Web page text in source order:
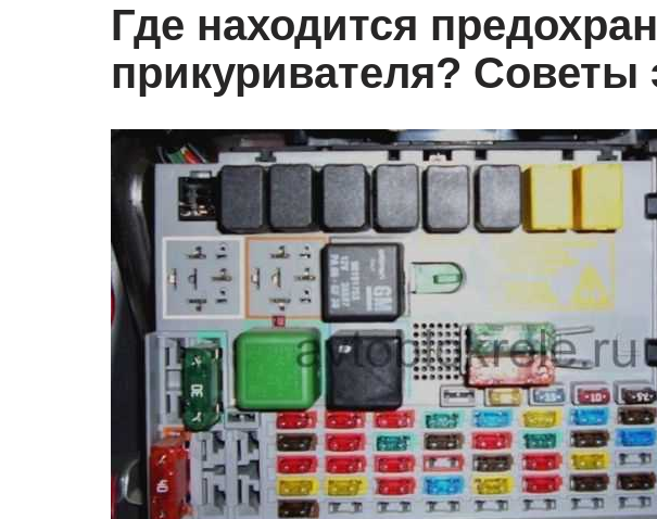
Где находится
прикуривателя? Советы